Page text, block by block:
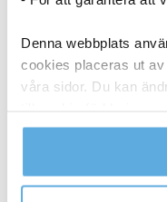
Denna webbplats
cookies placeras ut
våra sidor. Du kan
Läs mer i vår
kontaktar oss och på
Bordsskiva
Bordsskiva